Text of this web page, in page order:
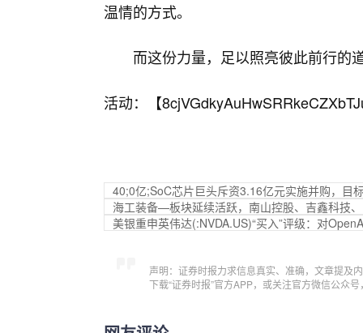
温情的方式。
而这份力量，足以照亮彼此前行的
活动：【
40;0亿;SoC芯片巨头斥资3.16亿元实施并购，目
海工装备—板块延续活跃，南山控股、吉鑫科技
美银重申英伟达(:NVDA.US)“买入”评级：对
声明：证券时报力求信息真实、准确，文章提及
下载“证券时报”官方APP，或关注官方微信公众